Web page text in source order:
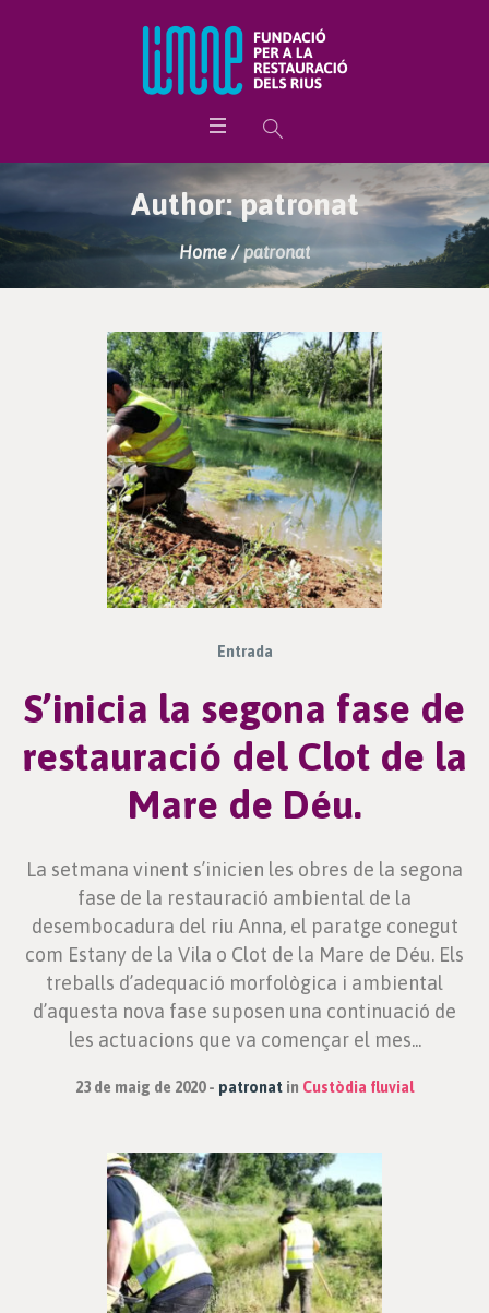
Author:patronat
Home /patronat
Entrada
S’inicia la segona fase de
restauració del Clot de la
Mare de Déu.
La setmana vinent s’inicien les obres de la segona
fase de la restauració ambiental de la
desembocadura del riu Anna, el paratge conegut
com Estany de la Vila o Clot de la Mare de Déu. Els
treballs d’adequació morfològica i ambiental
d’aquesta nova fase suposen una continuació de
les actuacions que va començar el mes...
23 de maig de 2020 patronat in Custòdia fluvial